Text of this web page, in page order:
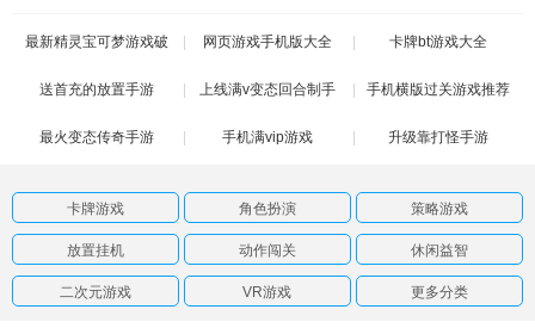
最新精灵宝可梦游戏破
解版
网页游戏手机版大全 卡牌bt游戏大全
送首充的放置手游 上线满v变态回合制手
游
手机横版过关游戏推荐
最火变态传奇手游 手机满vip游戏 升级靠打怪手游
卡牌游戏 角色扮演 策略游戏
放置挂机 动作闯关 休闲益智
二次元游戏 VR游戏 更多分类